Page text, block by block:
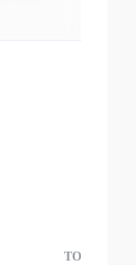
TOP3交易国